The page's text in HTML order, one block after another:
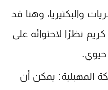
والبكتيريا، وهنا قد
نظرًا لاحتوائه على
المهبلية: يمكن أن